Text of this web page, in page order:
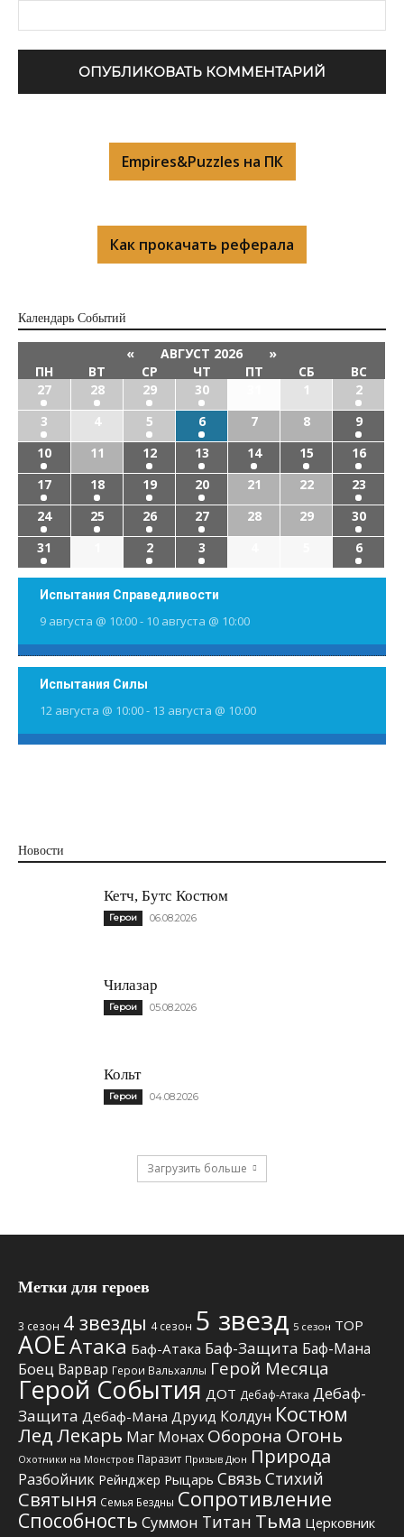
Empires&Puzzles на ПК
Как прокачать реферала
Календарь Cобытий
« АВГУСТ 2026
»
ПН
ВТ СР ЧТ ПТ СБ
ВС
27
28 29 30 1
2
3
4 5 6 7 8
9
10
11 12 13 14 15
16
17
18 19 20 21 22
23
24
25 26 27 28 29
30
31
2 3 6
Испытания Справедливости
9 августа @ 10:00- 10 августа @ 10:00
Испытания Силы
12 августа @ 10:00- 13 августа @ 10:00
Новости
Кетч, Бутс Костюм
Герои 06.08.2026
Чилазар
Герои 05.08.2026
Кольт
Герои 04.08.2026
Загрузить больше
Метки для героев
3 сезон 4 звезды 4 сезон 5 звезд 5 сезон TOP
АОЕАтака Баф-Атака Баф-Защита Баф-Мана
Боец Варвар Герои Вальхаллы Герой Месяца
Герой События ДОТ Дебаф-Атака Дебаф-
Защита Дебаф-Мана Друид Колдун Костюм
ЛедЛекарь Маг Монах Оборона Огонь
Охотники на Монстров Паразит Призыв Дюн Природа
Разбойник Рейнджер Рыцарь Связь Стихий
Святыня Семья Бездны Сопротивление
Способность Суммон Титан Тьма Церковник